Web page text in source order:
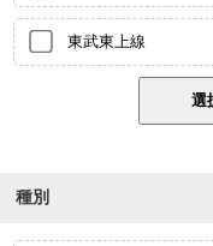
東武東上線
種別